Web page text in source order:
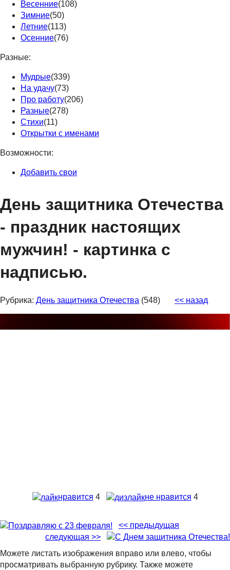
Весенние(108)
Зимние(50)
Летние(113)
Осенние(76)
Разные:
Мудрые(339)
На удачу(73)
Про работу(206)
Разные(278)
Стихи(11)
Открытки с именами
Возможности:
Добавить свои
День защитника Отечества
- праздник настоящих
мужчин! - картинка с
надписью.
Рубрика: День защитника Отечества (548) << назад
нравится 4 не нравится 4
<< предыдущая
следующая >>
Можете листать изображения вправо или влево, чтобы
просматривать выбранную рубрику. Также можете